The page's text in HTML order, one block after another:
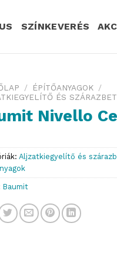
SZÍNKEVERÉS
/ ÉPÍTŐANYAGOK /
ÉS
Nivello
Aljzatkiegyelítő és
Baumit